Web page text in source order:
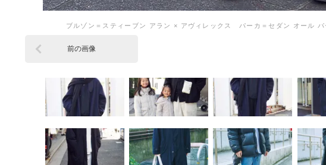
ブルゾン＝スティーブン アラン × アヴィレックス パーカ＝セダン オール
前の画像